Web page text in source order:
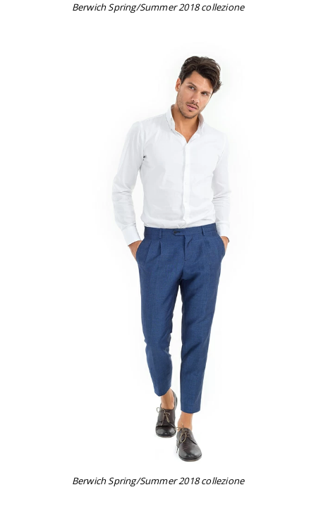
Berwich Spring/Summer 2018 collezione
Berwich Spring/Summer 2018 collezione